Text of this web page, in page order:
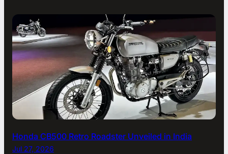
Honda CB500 Retro Roadster Unveiled in India
Jul 27, 2026